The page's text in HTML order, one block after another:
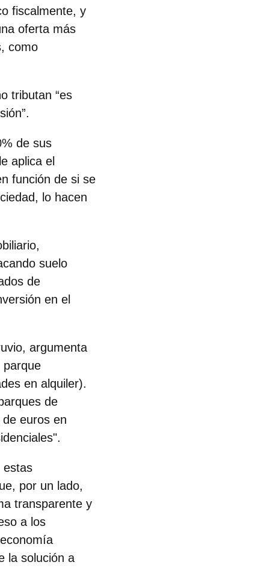
fiscalmente, y
oferta más
como
tributan “es
de sus
aplica el
función de si se
lo hacen
suelo
de
en el
, argumenta
parque
en alquiler).
de
euros en
estas
por un lado,
transparente y
a los
la solución a